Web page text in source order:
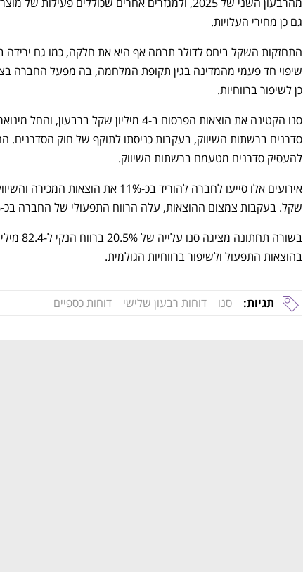
גם כן מחירי העלויות.
כן לשיפור ברווחיות.
להעסיק סדרנים מטעמם ברשתות השיווק.
שקל. בעקבות צמצום ההוצאות, עלה הרווח התפעולי של החברה בכ-16% ל-97 מיליון שקל.
בהוצאות התפעול ולשיפור ברווחיות הגולמית.
תגיות: סנו דוחות רבעון שלישי דוחות כספיים